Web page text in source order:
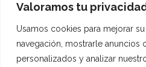
Valoramos tu
Usamos cookies para mejorar
navegación, mostrarle anuncios
personalizados y analizar
Síguenos